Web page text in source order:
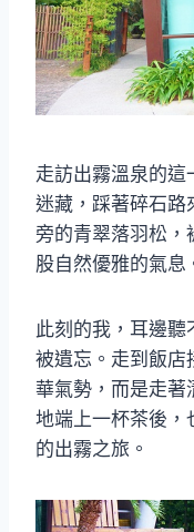
走訪出霧溫泉的這
迷藏，踩著碎石路
旁的青翠落羽松
股自然優雅的氣息
此刻的我，耳邊
被遺忘。走到飯店
華氣勢，而是走著
地端上一杯茶後，
的出霧之旅。